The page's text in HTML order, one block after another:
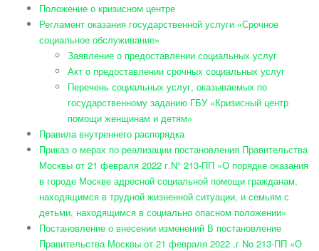
Положение о кризисном центре
Регламент оказания государственной услуги «Срочное
социальное обслуживание»
Заявление о предоставлении социальных услуг
Акт о предоставлении срочных социальных услуг
Перечень социальных услуг, оказываемых по
государственному заданию ГБУ «Кризисный центр
помощи женщинам и детям»
Правила внутреннего распорядка
Приказ о мерах по реализации постановления Правительства
Москвы от 21 февраля 2022 г.N° 213-ПП «О порядке оказания
в городе Москве адресной социальной помощи гражданам,
находящимся в трудной жизненной ситуации, и семьям с
детьми, находящимся в социально опасном положении»
Постановление о внесении изменений В постановление
Правительства Москвы от 21 февраля 2022 .г No 213-ПП «О